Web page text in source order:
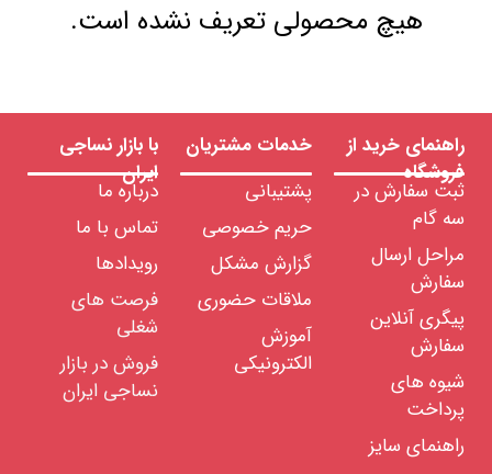
هیچ محصولی تعریف نشده است.
راهنمای خرید از
فروشگاه
ثبت سفارش در
سه گام
مراحل ارسال
سفارش
پیگری آنلاین
سفارش
شیوه های
پرداخت
راهنمای سایز
خدمات مشتریان
پشتیبانی
حریم خصوصی
گزارش مشکل
ملاقات حضوری
آموزش
الکترونیکی
با بازار نساجی
ایران
درباره ما
تماس با ما
رویدادها
فرصت های
شغلی
فروش در بازار
نساجی ایران